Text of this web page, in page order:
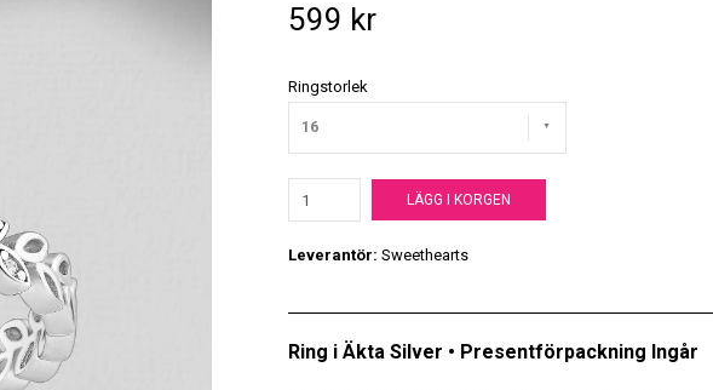
599 kr
Ringstorlek
16
LÄGG I KORGEN
Leverantör: Sweethearts
Ring i Äkta Silver • Presentförpackning Ingår